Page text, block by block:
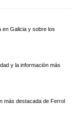
en Galicia y sobre los
y la información más
más destacada de Ferrol